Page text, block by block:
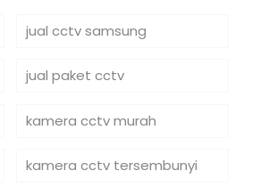
jual cctv samsung
jual paket cctv
kamera cctv murah
kamera cctv tersembunyi